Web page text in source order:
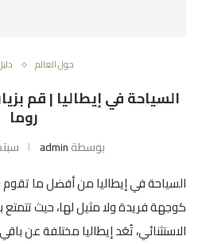
حول العالم
روما
بوسطةadmin سبتمبر
السياحة في إيطاليا من أفضل ما تقوم
كوجهة فريدة ولا مثيل لها، حيث
الاستثنائي، تُعَد إيطاليا مختلفة عن